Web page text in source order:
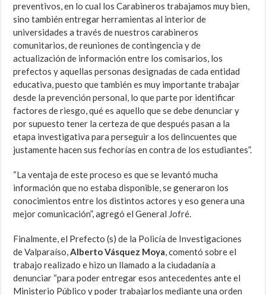
preventivos, en lo cual los Carabineros trabajamos muy bien,
sino también entregar herramientas al interior de
universidades a través de nuestros carabineros
comunitarios, de reuniones de contingencia y de
actualización de información entre los comisarios, los
prefectos y aquellas personas designadas de cada entidad
educativa, puesto que también es muy importante trabajar
desde la prevención personal, lo que parte por identificar
factores de riesgo, qué es aquello que se debe denunciar y
por supuesto tener la certeza de que después pasan a la
etapa investigativa para perseguir a los delincuentes que
justamente hacen sus fechorías en contra de los estudiantes”.
“La ventaja de este proceso es que se levantó mucha
información que no estaba disponible, se generaron los
conocimientos entre los distintos actores y eso genera una
mejor comunicación”, agregó el General Jofré.
Finalmente, el Prefecto (s) de la Policía de Investigaciones
de Valparaíso,Alberto Vásquez Moya, comentó sobre el
trabajo realizado e hizo un llamado a la ciudadanía a
denunciar “para poder entregar esos antecedentes ante el
Ministerio Público y poder trabajarlos mediante una orden